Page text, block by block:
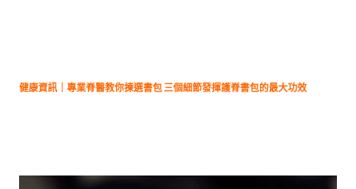
健康資訊｜專業脊醫教你揀選書包 三個細節發揮護脊書包的最大功效